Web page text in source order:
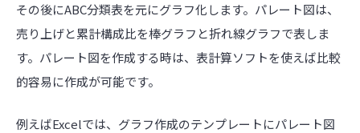
その後にABC分類表を元にグラフ化します。パレート図は、
売り上げと累計構成比を棒グラフと折れ線グラフで表しま
す。パレート図を作成する時は、表計算ソフトを使えば比較
的容易に作成が可能です。
例えばExcelでは、グラフ作成のテンプレートにパレート図